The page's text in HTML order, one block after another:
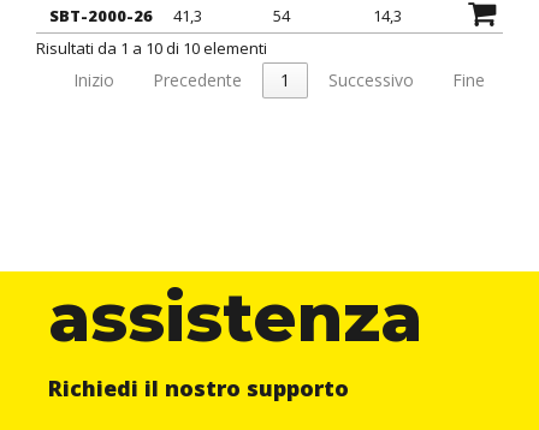
SBT-2000-26
41,3 54 14,3
6,4
Risultati da 1 a 10 di 10 elementi
Inizio Precedente 1 Successivo Fine
assistenza
Richiedi il nostro supporto